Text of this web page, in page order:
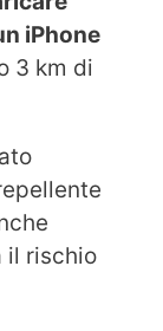
iPhone
3 km di
il rischio